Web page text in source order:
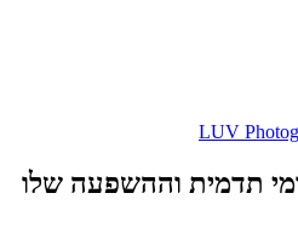
תדמית וההשפעה שלו